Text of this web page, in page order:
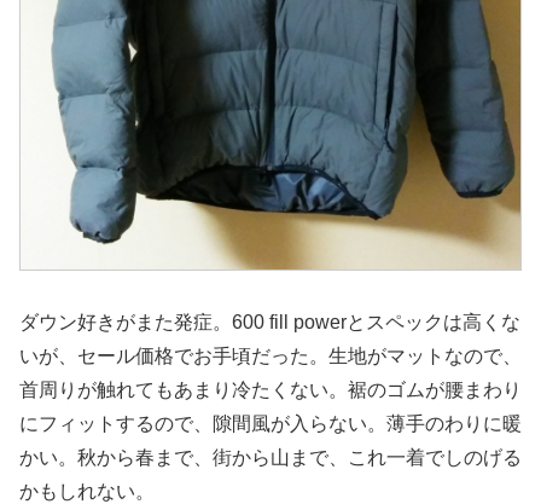
ダウン好きがまた発症。600 fill powerとスペックは高くな
いが、セール価格でお手頃だった。生地がマットなので、
首周りが触れてもあまり冷たくない。裾のゴムが腰まわり
にフィットするので、隙間風が入らない。薄手のわりに暖
かい。秋から春まで、街から山まで、これ一着でしのげる
かもしれない。